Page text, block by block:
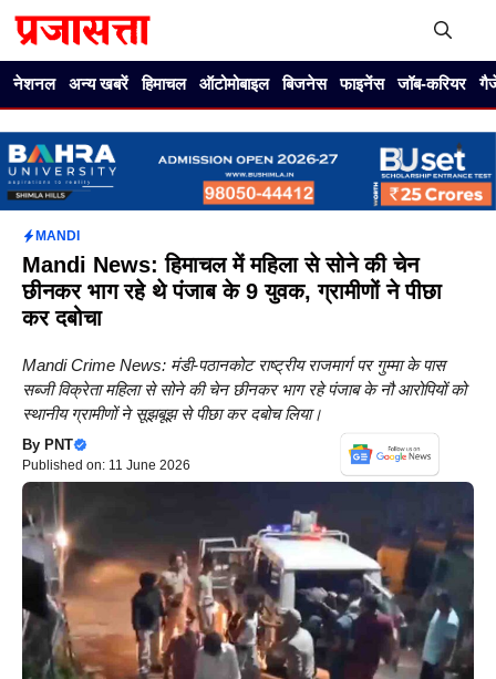
नेशनल अन्य खबरें हिमाचल ऑटोमोबाइल बिजनेस फाइनेंस जॉब-करियर
MANDI
Mandi News: हिमाचल में महिला से सोने की चेन
छीनकर भाग रहे थे पंजाब के 9 युवक, ग्रामीणों ने पीछा
कर दबोचा
Mandi Crime News: मंडी-पठानकोट राष्ट्रीय राजमार्ग पर गुम्मा के पास
सब्जी विक्रेता महिला से सोने की चेन छीनकर भाग रहे पंजाब के नौ आरोपियों को
स्थानीय ग्रामीणों ने सूझबूझ से पीछा कर दबोच लिया।
By PNT
Published on: 11 June 2026